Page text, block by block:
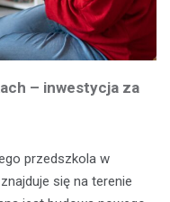
– inwestycja za
przedszkola w
się na terenie